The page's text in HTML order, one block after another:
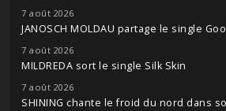
7 août 2026
JANOSCH MOLDAU partage le single
7 août 2026
MILDREDA sort le single Silk Skin
7 août 2026
SHINING chante le froid du nord dans